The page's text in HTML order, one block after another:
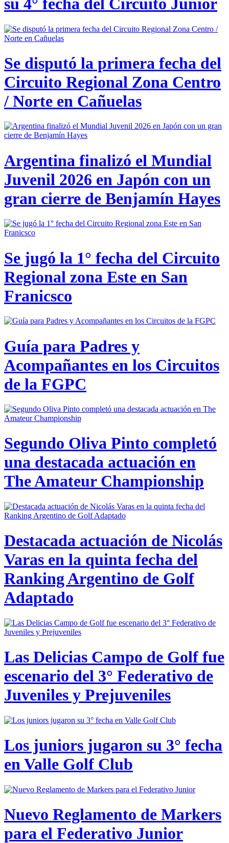
Se disputó la primera fecha del
Circuito Regional Zona Centro
/ Norte en Cañuelas
Argentina finalizó el Mundial
Juvenil 2026 en Japón con un
gran cierre de Benjamín Hayes
Se jugó la 1° fecha del Circuito
Regional zona Este en San
Franicsco
Guía para Padres y
Acompañantes en los Circuitos
de la FGPC
Segundo Oliva Pinto completó
una destacada actuación en
The Amateur Championship
Destacada actuación de Nicolás
Varas en la quinta fecha del
Ranking Argentino de Golf
Adaptado
Las Delicias Campo de Golf fue
escenario del 3° Federativo de
Juveniles y Prejuveniles
Los juniors jugaron su 3° fecha
en Valle Golf Club
Nuevo Reglamento de Markers
para el Federativo Junior